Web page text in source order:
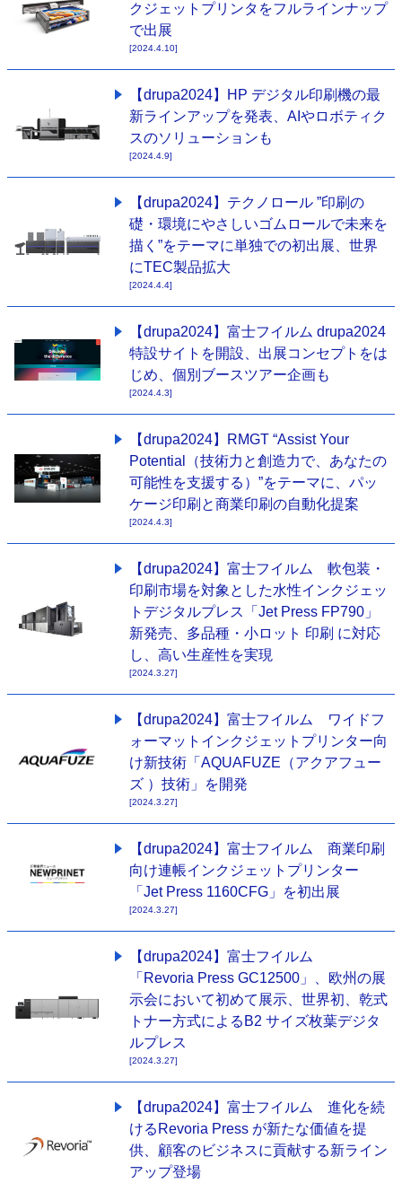
クジェットプリンタをフルラインナップ
で出展
[2024.4.10]
【drupa2024】HP デジタル印刷機の最
新ラインアップを発表、AIやロボティク
スのソリューションも
[2024.4.9]
【drupa2024】テクノロール ”印刷の
礎・環境にやさしいゴムロールで未来を
描く”をテーマに単独での初出展、世界
にTEC製品拡大
[2024.4.4]
【drupa2024】富士フイルム drupa2024
特設サイトを開設、出展コンセプトをは
じめ、個別ブースツアー企画も
[2024.4.3]
【drupa2024】RMGT “Assist Your
Potential（技術力と創造力で、あなたの
可能性を支援する）”をテーマに、パッ
ケージ印刷と商業印刷の自動化提案
[2024.4.3]
【drupa2024】富士フイルム 軟包装・
印刷市場を対象とした水性インクジェッ
トデジタルプレス「Jet Press FP790」
新発売、多品種・小ロット 印刷 に対応
し、高い生産性を実現
[2024.3.27]
【drupa2024】富士フイルム ワイドフ
ォーマットインクジェットプリンター向
け新技術「AQUAFUZE（アクアフュー
ズ ）技術」を開発
[2024.3.27]
【drupa2024】富士フイルム 商業印刷
向け連帳インクジェットプリンター
「Jet Press 1160CFG」を初出展
[2024.3.27]
【drupa2024】富士フイルム
「Revoria Press GC12500」、欧州の展
示会において初めて展示、世界初、乾式
トナー方式によるB2 サイズ枚葉デジタ
ルプレス
[2024.3.27]
【drupa2024】富士フイルム 進化を続
けるRevoria Press が新たな価値を提
供、顧客のビジネスに貢献する新ライン
アップ登場